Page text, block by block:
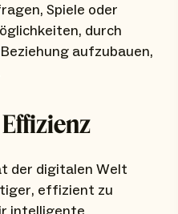
Spiele oder
durch
aufzubauen,
der digitalen Welt
effizient zu